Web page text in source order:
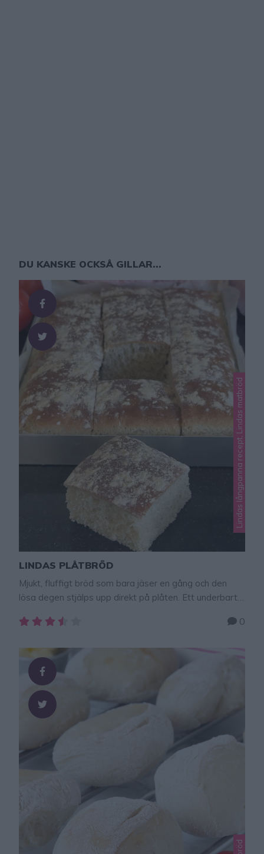
DU KANSKE OCKSÅ GILLAR...
Lindas långpanna recept, Lindas matbröd
LINDAS PLÅTBRÖD
Mjukt, fluffigt bröd som bara jäser en gång och den
lösa degen stjälps upp direkt på plåten. Ett underbart
måltidsbröd till middagen eller på buffén. Brödet har
ger en jämn och fin gräddning. Reklam …
0